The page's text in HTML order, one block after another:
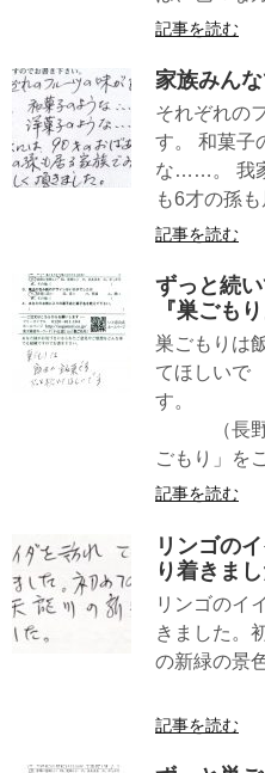
記事を読む
家族みん
それぞれの
す。 和菓子
な……。 我
も6才の孫も
記事を読む
ずっと続
『巣ごも
巣ごもりは
てほしいで
（長野
ごもり」を
記事を読む
リンゴの
り着きま
リンゴのイ
きました。
の新緑の景
記事を読む